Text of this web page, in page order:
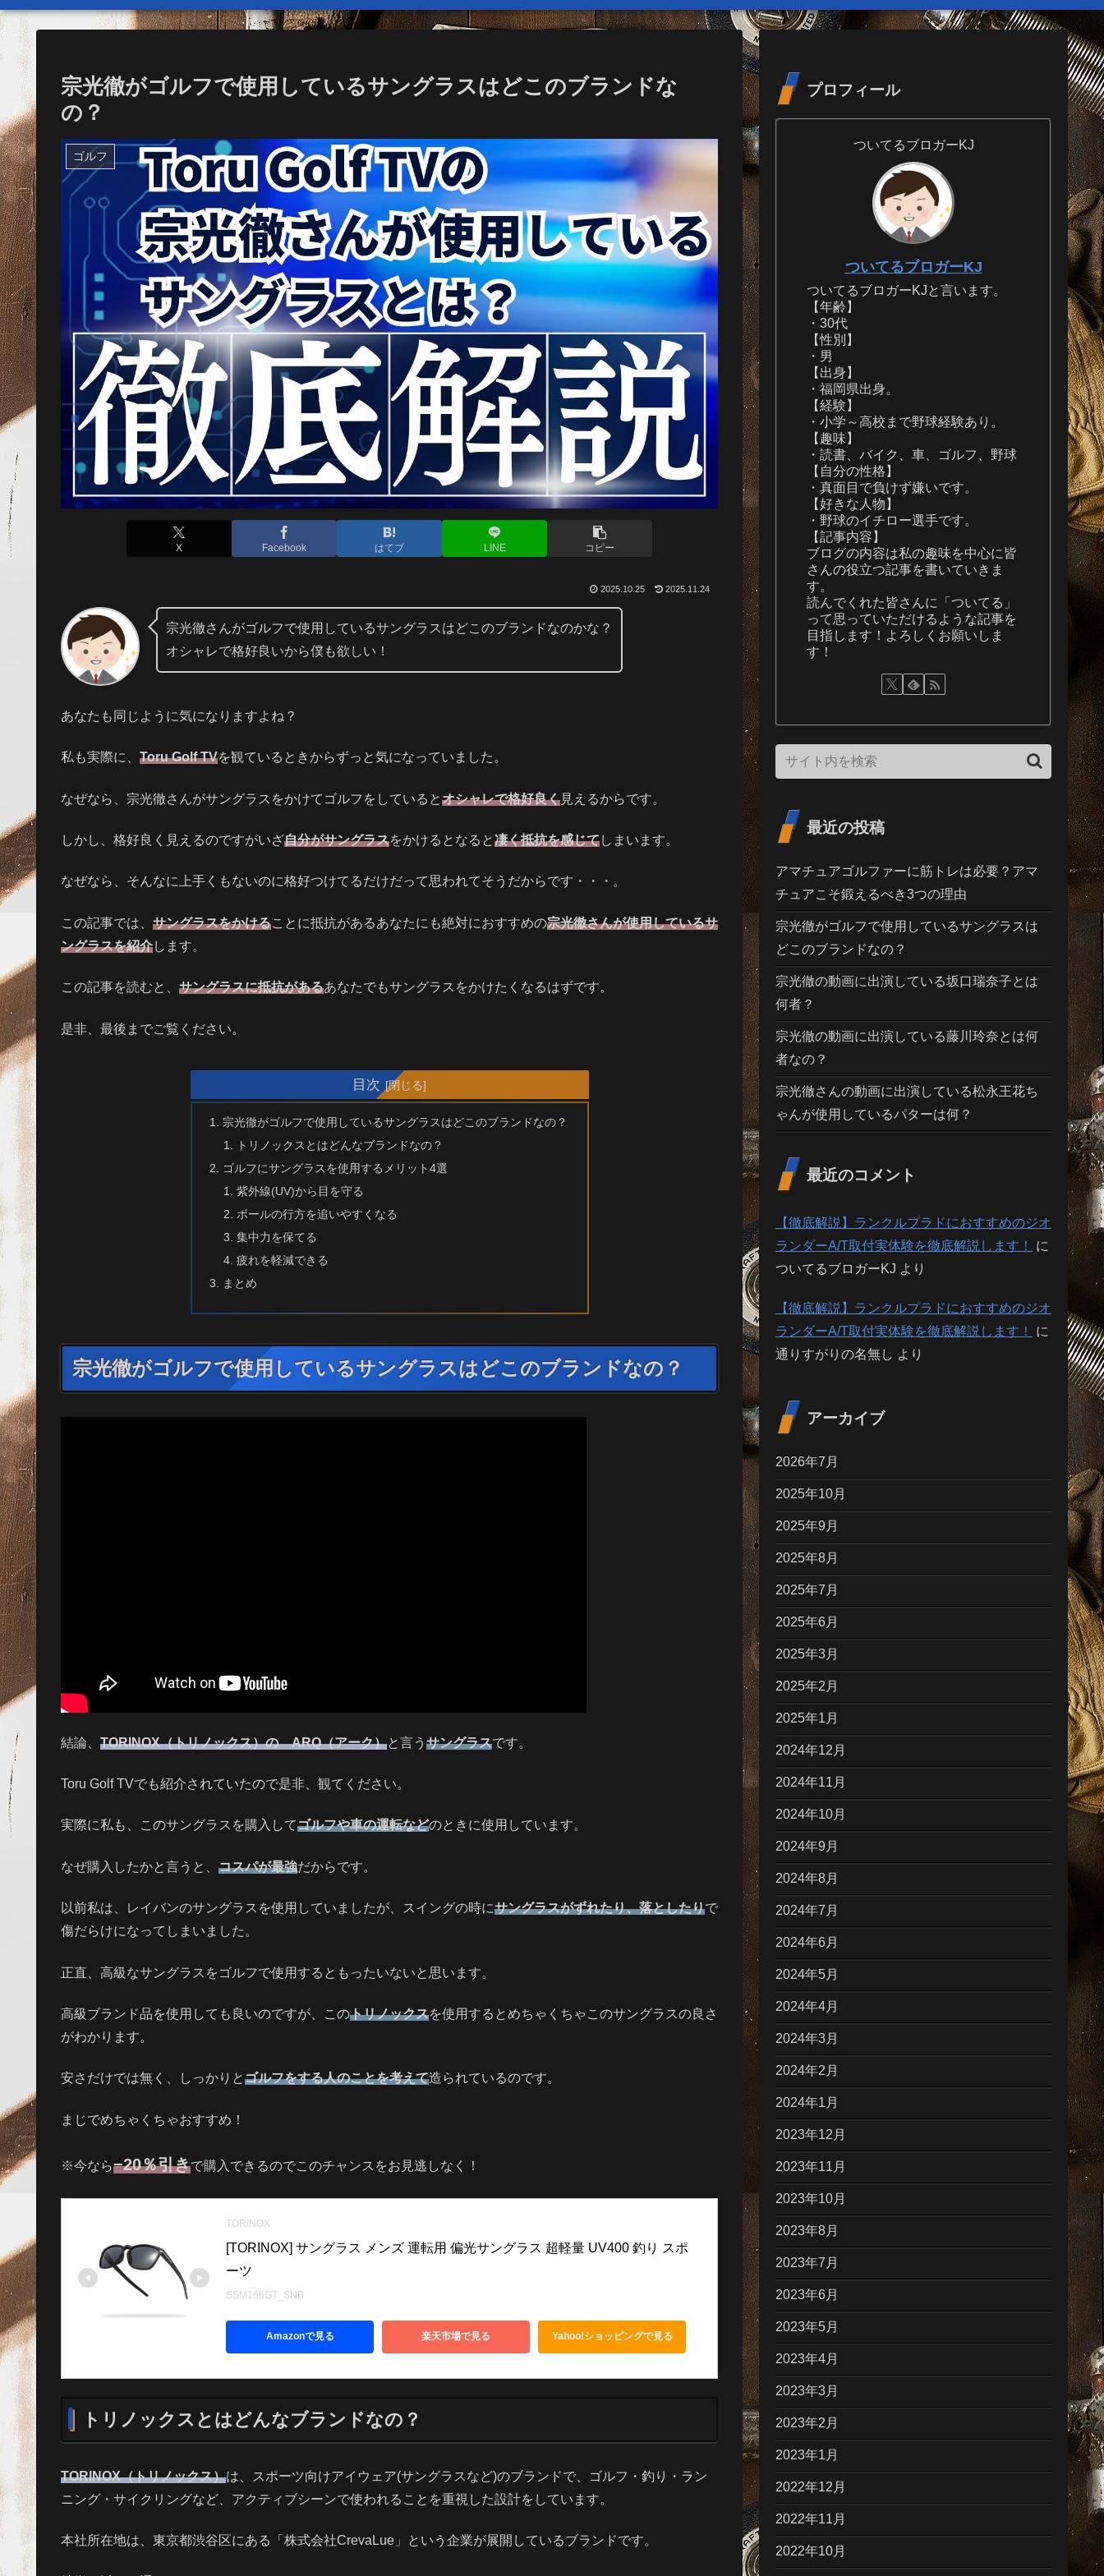
宗光徹がゴルフで使用しているサングラスはどこのブランドな
の？
ゴルフ
X Facebook はてブ LINE コピー
2025.10.25 2025.11.24
宗光徹さんがゴルフで使用しているサングラスはどこのブランドなのかな？
オシャレで格好良いから僕も欲しい！
あなたも同じように気になりますよね？
私も実際に、 Toru Golf TVを観ているときからずっと気になっていました。
なぜなら、宗光徹さんがサングラスをかけてゴルフをしているとオシャレで格好良く見えるからです。
しかし、格好良く見えるのですがいざ自分がサングラスをかけるとなると凄く抵抗を感じてしまいます。
なぜなら、そんなに上手くもないのに格好つけてるだけだって思われてそうだからです・・・。
この記事では、 サングラスをかけることに抵抗があるあなたにも絶対におすすめの宗光徹さんが使用しているサ
ングラスを紹介します。
この記事を読むと、 サングラスに抵抗があるあなたでもサングラスをかけたくなるはずです。
是非、最後までご覧ください。
目次
宗光徹がゴルフで使用しているサングラスはどこのブランドなの？
トリノックスとはどんなブランドなの？
ゴルフにサングラスを使用するメリット4選
紫外線(UV)から目を守る
ボールの行方を追いやすくなる
集中力を保てる
疲れを軽減できる
まとめ
宗光徹がゴルフで使用しているサングラスはどこのブランドなの？
結論、 TORINOX（トリノックス）の ARQ（アーク）と言う サングラスです。
Toru Golf TVでも紹介されていたので是非、観てください。
実際に私も、このサングラスを購入してゴルフや車の運転などのときに使用しています。
なぜ購入したかと言うと、 コスパが最強だからです。
以前私は、レイバンのサングラスを使用していましたが、スイングの時にサングラスがずれたり、落としたりで
傷だらけになってしまいました。
正直、高級なサングラスをゴルフで使用するともったいないと思います。
高級ブランド品を使用しても良いのですが、このトリノックスを使用するとめちゃくちゃこのサングラスの良さ
がわかります。
安さだけでは無く、しっかりとゴルフをする人のことを考えて造られているのです。
まじでめちゃくちゃおすすめ！
※今なら−20％引きで購入できるのでこのチャンスをお見逃しなく！
TORINOX
[TORINOX] サングラス メンズ 運転用 偏光サングラス 超軽量 UV400 釣り スポ
ーツ
SSM166GT_SNB
Amazonで見る 楽天市場で見る Yahoo!ショッピングで見る
トリノックスとはどんなブランドなの？
TORINOX（トリノックス）は、スポーツ向けアイウェア(サングラスなど)のブランドで、ゴルフ・釣り・ラン
ニング・サイクリングなど、アクティブシーンで使われることを重視した設計をしています。
本社所在地は、東京都渋谷区にある「株式会社CrevaLue」という企業が展開しているブランドです。
プロフィール
ついてるブロガーKJ
ついてるブロガーKJ
ついてるブロガーKJと言います。
【年齢】
・30代
【性別】
・男
【出身】
・福岡県出身。
【経験】
・小学～高校まで野球経験あり。
【趣味】
・読書、バイク、車、ゴルフ、野球
【自分の性格】
・真面目で負けず嫌いです。
【好きな人物】
・野球のイチロー選手です。
【記事内容】
ブログの内容は私の趣味を中心に皆
さんの役立つ記事を書いていきま
す。
読んでくれた皆さんに「ついてる」
って思っていただけるような記事を
目指します！よろしくお願いしま
す！
最近の投稿
アマチュアゴルファーに筋トレは必要？アマ
チュアこそ鍛えるべき3つの理由
宗光徹がゴルフで使用しているサングラスは
どこのブランドなの？
宗光徹の動画に出演している坂口瑞奈子とは
何者？
宗光徹の動画に出演している藤川玲奈とは何
者なの？
宗光徹さんの動画に出演している松永王花ち
ゃんが使用しているパターは何？
最近のコメント
【徹底解説】ランクルプラドにおすすめのジオ
ランダーA/T取付実体験を徹底解説します！
に
ついてるブロガーKJ より
【徹底解説】ランクルプラドにおすすめのジオ
ランダーA/T取付実体験を徹底解説します！
に
通りすがりの名無し より
アーカイブ
2026年7月
2025年10月
2025年9月
2025年8月
2025年7月
2025年6月
2025年3月
2025年2月
2025年1月
2024年12月
2024年11月
2024年10月
2024年9月
2024年8月
2024年7月
2024年6月
2024年5月
2024年4月
2024年3月
2024年2月
2024年1月
2023年12月
2023年11月
2023年10月
2023年8月
2023年7月
2023年6月
2023年5月
2023年4月
2023年3月
2023年2月
2023年1月
2022年12月
2022年11月
2022年10月